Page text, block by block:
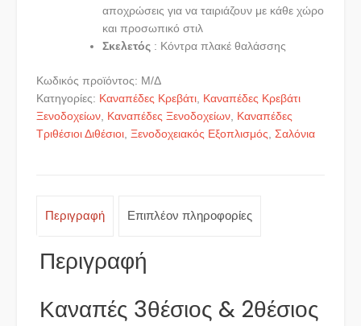
αποχρώσεις για να ταιριάζουν με κάθε χώρο
και προσωπικό στιλ
Σκελετός : Κόντρα πλακέ θαλάσσης
Κωδικός προϊόντος: Μ/Δ
Κατηγορίες: Καναπέδες Κρεβάτι Καναπέδες Κρεβάτι
Ξενοδοχείων Καναπέδες Ξενοδοχείων Καναπέδες
Τριθέσιοι Διθέσιοι Ξενοδοχειακός Εξοπλισμός Σαλόνια
Περιγραφή Επιπλέον πληροφορίες
Περιγραφή
Καναπές 3θέσιος & 2θέσιος